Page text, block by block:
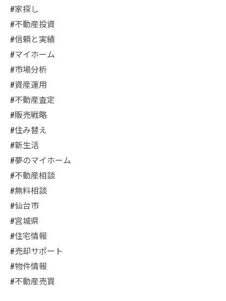
#家探し
#不動産投資
#信頼と実績
#マイホーム
#市場分析
#資産運用
#不動産査定
#販売戦略
#住み替え
#新生活
#夢のマイホーム
#不動産相談
#無料相談
#仙台市
#宮城県
#住宅情報
#売却サポート
#物件情報
#不動産売買